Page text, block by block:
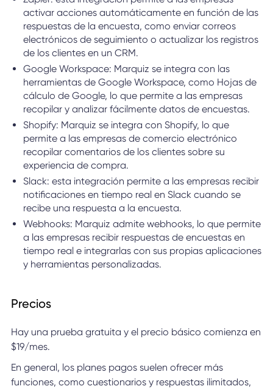
activar acciones automáticamente en función de las
respuestas de la encuesta, como enviar correos
electrónicos de seguimiento o actualizar los registros
de los clientes en un CRM.
Google Workspace: Marquiz se integra con las
herramientas de Google Workspace, como Hojas de
cálculo de Google, lo que permite a las empresas
recopilar y analizar fácilmente datos de encuestas.
Shopify: Marquiz se integra con Shopify, lo que
permite a las empresas de comercio electrónico
recopilar comentarios de los clientes sobre su
experiencia de compra.
Slack: esta integración permite a las empresas recibir
notificaciones en tiempo real en Slack cuando se
recibe una respuesta a la encuesta.
Webhooks: Marquiz admite webhooks, lo que permite
a las empresas recibir respuestas de encuestas en
tiempo real e integrarlas con sus propias aplicaciones
y herramientas personalizadas.
Precios
Hay una prueba gratuita y el precio básico comienza en
$19/mes.
En general, los planes pagos suelen ofrecer más
funciones, como cuestionarios y respuestas ilimitados,